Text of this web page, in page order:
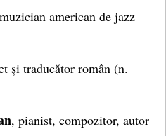
american de jazz
și traducător român (n.
, pianist, compozitor, autor